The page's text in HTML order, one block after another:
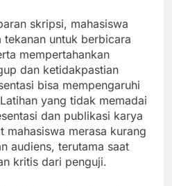
skripsi, mahasiswa
untuk berbicara
mempertahankan
dan ketidakpastian
bisa mempengaruhi
yang tidak memadai
dan publikasi karya
mahasiswa merasa kurang
audiens, terutama saat
kritis dari penguji.